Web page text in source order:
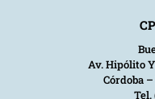
Av. Hipólito
Córdoba
Tel.